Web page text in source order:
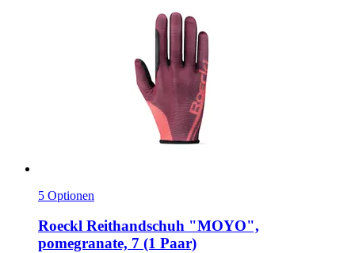
5 Optionen
Roeckl Reithandschuh "MOYO",
pomegranate, 7 (1 Paar)